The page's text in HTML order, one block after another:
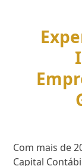
Com mais de
Capital